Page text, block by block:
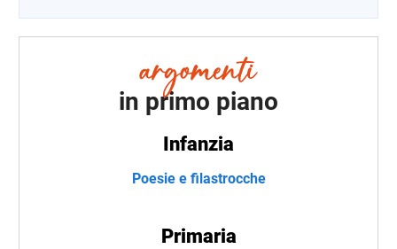
in primo piano
Infanzia
Poesie e filastrocche
Primaria